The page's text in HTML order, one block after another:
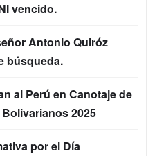
vencido.
Antonio Quiróz
búsqueda.
al Perú en Canotaje de
2025
por el Día